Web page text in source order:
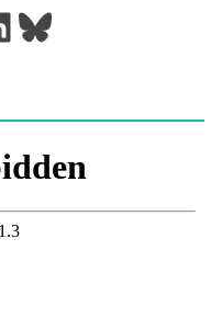
Bluesky